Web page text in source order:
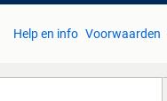
Help en info Voorwaarden